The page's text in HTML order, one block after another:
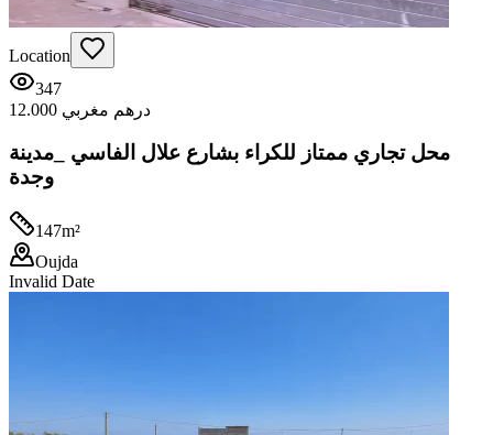
Location
347
12.000 درهم مغربي
محل تجاري ممتاز للكراء بشارع علال الفاسي _مدينة
وجدة
147m²
Oujda
Invalid Date